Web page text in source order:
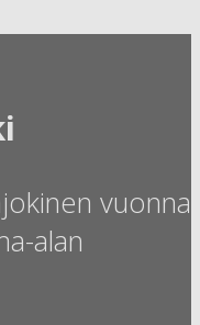
vuonna
alan